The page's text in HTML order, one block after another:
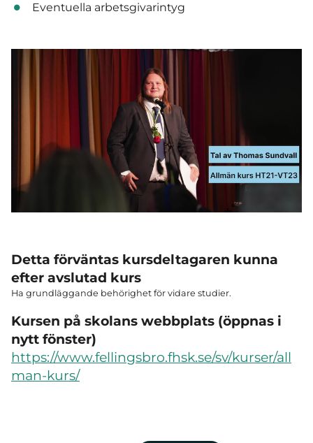
Eventuella arbetsgivarintyg
Detta förväntas kursdeltagaren kunna
efter avslutad kurs
Ha grundläggande behörighet för vidare studier.
Kursen på skolans webbplats (öppnas i
nytt fönster)
https://www.fellingsbro.fhsk.se/sv/kurser/all
man-kurs/